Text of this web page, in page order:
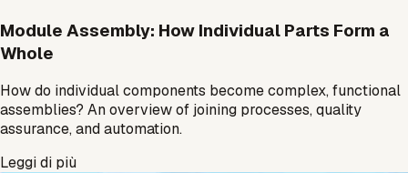
Module Assembly: How Individual Parts Form a
Whole
How do individual components become complex, functional
assemblies? An overview of joining processes, quality
assurance, and automation.
Leggi di più